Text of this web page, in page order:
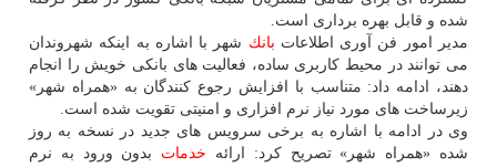
شده و قابل بهره برداری است.
مدیر امور فن آوری اطلاعات بانك شهر با اشاره به اینكه شهروندان
می توانند در محیط كاربری ساده، فعالیت های بانكی خویش را انجام
دهند، ادامه داد: متناسب با افزایش رجوع كنندگان به «همراه شهر»
زیرساخت های مورد نیاز نرم افزاری و امنیتی تقویت شده است.
وی در ادامه با اشاره به برخی سرویس های جدید در نسخه به روز
شده «همراه شهر» تصریح كرد: ارائه خدمات بدون ورود به نرم